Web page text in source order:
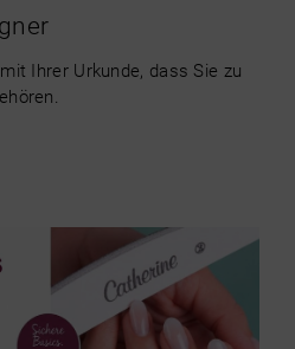
Ihrer Urkunde, dass Sie zu